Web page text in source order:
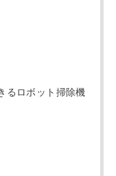
るロボット掃除機